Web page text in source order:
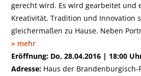
gerecht wird. Es wird gearbeitet und
Kreativität, Tradition und Innovation
gleichermaßen zu Hause. Neben
» mehr
Eröffnung: Do, 28.04.2016 | 18:00
Adresse: Haus der Brandenburgisch-